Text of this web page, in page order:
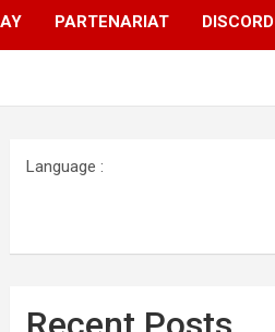
PARTENARIAT DISCORD
Language :